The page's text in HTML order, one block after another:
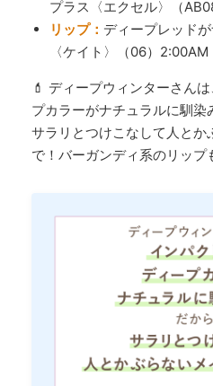
プラス〈エクセル〉（
リップ： ディープレッド
〈ケイト〉（06）2:00AM
💄 ディープウィンターさん
プカラーがナチュラルに馴染
サラリとつけこなして人とか
で！バーガンディ系のリップ